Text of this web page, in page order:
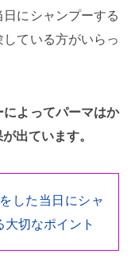
にシャンプーする
ている方がいらっ
よってパーマはか
出ています。
した当日にシャ
切なポイント